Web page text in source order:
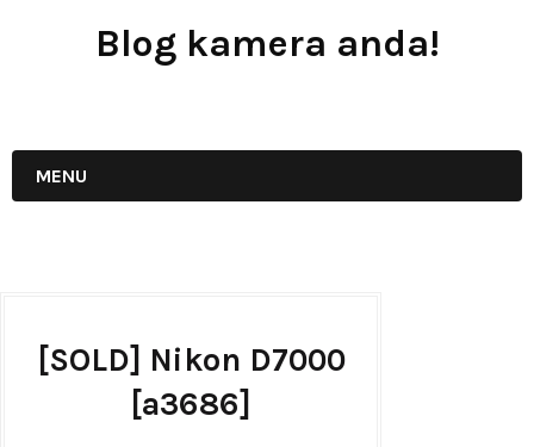
Blog kamera anda!
MENU
[SOLD] Nikon D7000
[a3686]